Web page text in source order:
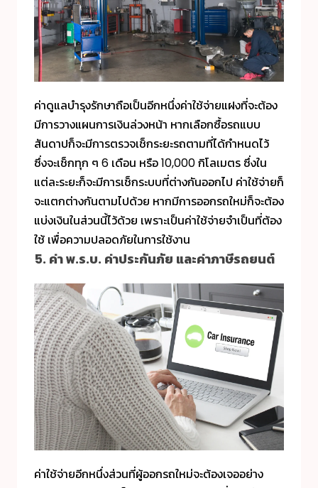
ค่าดูแลบำรุงรักษาถือเป็นอีกหนึ่งค่าใช้จ่ายแฝงที่จะต้อง
มีการวางแผนการเงินล่วงหน้า หากเลือกซื้อรถแบบ
สันดาปก็จะมีการตรวจเช็กระยะรถตามที่ได้กำหนดไว้
ซึ่งจะเช็กทุก ๆ 6 เดือน หรือ 10,000 กิโลเมตร ซึ่งใน
แต่ละระยะก็จะมีการเช็กระบบที่ต่างกันออกไป ค่าใช้จ่ายก็
จะแตกต่างกันตามไปด้วย หากมีการออกรถใหม่ก็จะต้อง
แบ่งเงินในส่วนนี้ไว้ด้วย เพราะเป็นค่าใช้จ่ายจำเป็นที่ต้อง
ใช้ เพื่อความปลอดภัยในการใช้งาน
5. ค่า พ.ร.บ. ค่าประกันภัย และค่าภาษีรถยนต์
ค่าใช้จ่ายอีกหนึ่งส่วนที่ผู้ออกรถใหม่จะต้องเจออย่าง